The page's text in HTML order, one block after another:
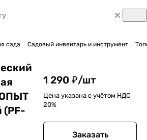
сада Садовый инвентарь и инструмент
(PF-
1 290 ₽/шт
Цена указана с учётом НДС
20%
Заказать